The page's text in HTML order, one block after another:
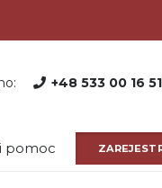
+48 533 00 16 51
pomoc